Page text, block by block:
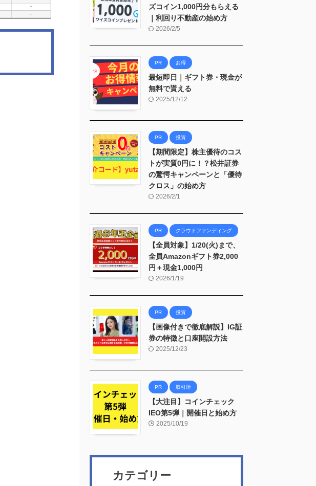
ズコイン1,000円分もらえる
｜利回り不動産の始め方
2026/2/5
PR お得
最短即日｜ギフト券・現金が
無料で貰える
2025/12/12
PR 投資
【期間限定】株主優待のコス
トが実質0円に！？松井証券
の驚愕キャンペーンと「優待
クロス」の始め方
2026/2/1
PR クラウドファンディング
【全員対象】1/20(火)まで、
全員Amazonギフト券2,000
円＋現金1,000円
2026/1/19
PR 投資
【画像付きで徹底解説】IG証
券の特徴と口座開設方法
2025/12/23
PR 取引所
【大注目】コインチェック
IEO第5弾｜開催日と始め方
2025/10/19
カテゴリー